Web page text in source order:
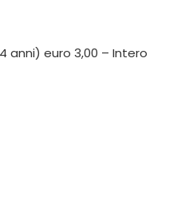
anni) euro 3,00 – Intero